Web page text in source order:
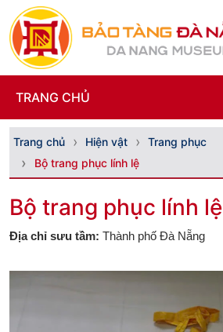
TRANG CHỦ
Trang chủ Hiện vật
Trang phục
Bộ trang phục lính lệ
Bộ trang phục lính lệ
Địa chỉ sưu tầm: Thành phố Đà Nẵng